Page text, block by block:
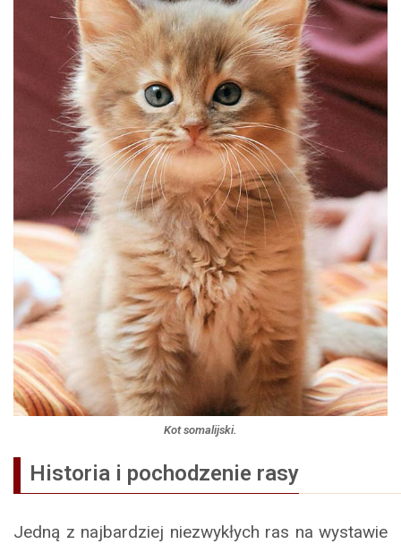
Kot somalijski.
Historia i pochodzenie rasy
Jedną z najbardziej niezwykłych ras na wystawie